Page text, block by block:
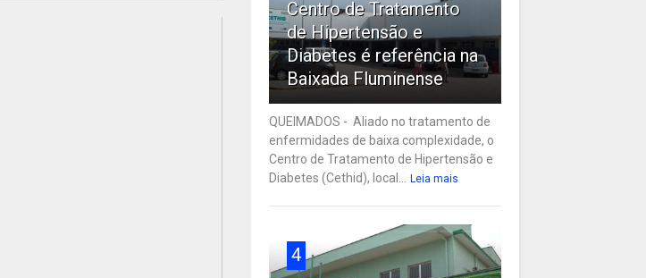
Centro de Tratamento
de Hipertensão e
Diabetes é referência na
Baixada Fluminense
QUEIMADOS - Aliado no tratamento de
enfermidades de baixa complexidade, o
Centro de Tratamento de Hipertensão e
Diabetes (Cethid), local...
Leia mais
4